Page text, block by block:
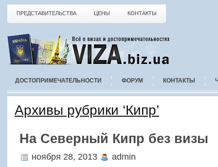
ПРЕДСТАВИТЕЛЬСТВА ЦЕНЫ КОНТАКТЫ
ДОСТОПРИМЕЧАТЕЛЬНОСТИ ФОРУМ КОНТАКТЫ
Архивы рубрики ‘Кипр’
На Северный Кипр без визы
ноября 28, 2013 admin